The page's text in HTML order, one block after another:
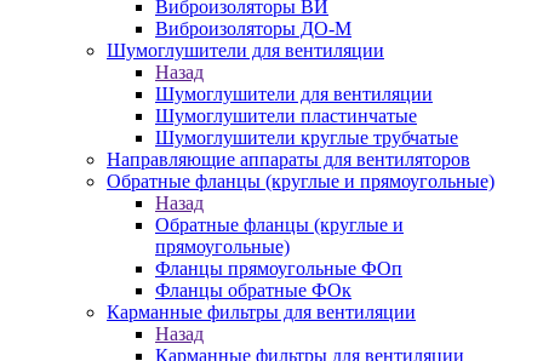
Виброизоляторы ВИ
Виброизоляторы ДО-М
Шумоглушители для вентиляции
Назад
Шумоглушители для вентиляции
Шумоглушители пластинчатые
Шумоглушители круглые трубчатые
Направляющие аппараты для вентиляторов
Обратные фланцы (круглые и прямоугольные)
Назад
Обратные фланцы (круглые и
прямоугольные)
Фланцы прямоугольные ФОп
Фланцы обратные ФОк
Карманные фильтры для вентиляции
Назад
Карманные фильтры для вентиляции